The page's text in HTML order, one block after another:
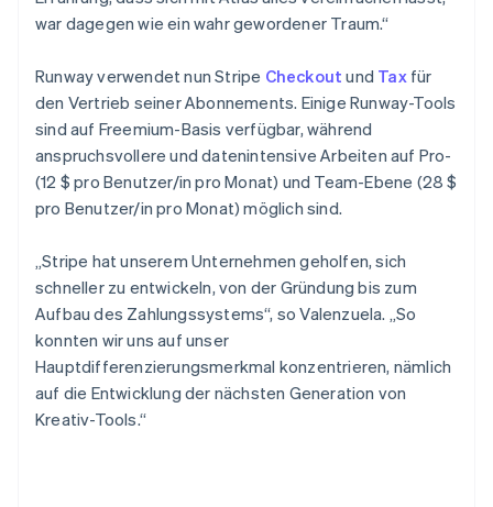
war dagegen wie ein wahr gewordener Traum.“
Runway verwendet nun Stripe Checkout und Taxfür
den Vertrieb seiner Abonnements. Einige Runway-Tools
sind auf Freemium-Basis verfügbar, während
anspruchsvollere und datenintensive Arbeiten auf Pro-
(12 $ pro Benutzer/in pro Monat) und Team-Ebene (28 $
pro Benutzer/in pro Monat) möglich sind.
„Stripe hat unserem Unternehmen geholfen, sich
schneller zu entwickeln, von der Gründung bis zum
Aufbau des Zahlungssystems“, so Valenzuela. „So
konnten wir uns auf unser
Hauptdifferenzierungsmerkmal konzentrieren, nämlich
auf die Entwicklung der nächsten Generation von
Kreativ-Tools.“
Deutschland
English
Festlandchina
简体中文English
Finnland
English Svenska
Frankreich
FrançaisEnglish
English
Griechenland
English
Indien
English
Irland
English
Italien